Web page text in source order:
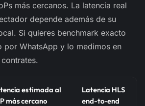
más cercanos. La latencia real
depende además de su
Si quieres benchmark exacto
por WhatsApp y lo medimos en
estimada al
más cercano
Latencia HLS
end-to-end